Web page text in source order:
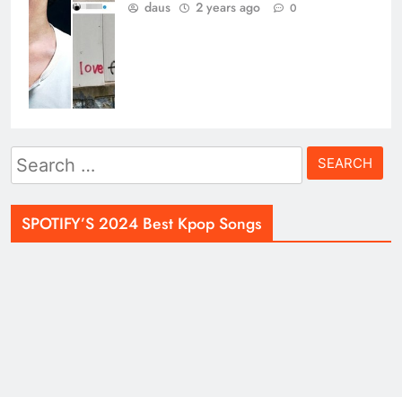
daus 2 years ago 0
Search
for:
SPOTIFY’S 2024 Best Kpop Songs